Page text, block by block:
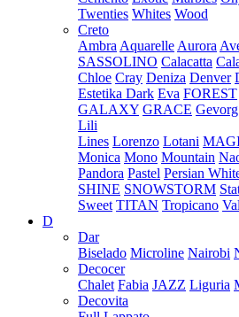
Twenties Whites Wood
Creto
Ambra Aquarelle Aurora
SASSOLINO Calacatta
Chloe Cray Deniza Denver
Estetika Dark Eva FOREST
GALAXY GRACE Gevorg
Lili
Lines Lorenzo Lotani
Monica Mono Mountain
Pandora Pastel Persian
SHINE SNOWSTORM
Sweet TITAN Tropicano
D
Dar
Biselado Microline Nairobi
Decocer
Chalet Fabia JAZZ Liguria
Decovita